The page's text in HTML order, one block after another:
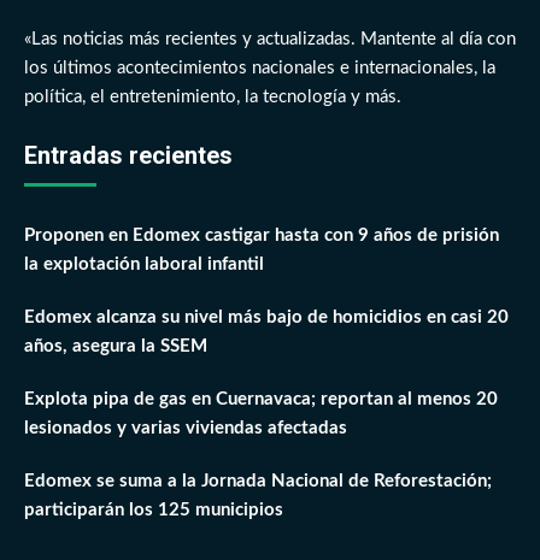
«Las noticias más recientes y actualizadas. Mantente al día con
los últimos acontecimientos nacionales e internacionales, la
política, el entretenimiento, la tecnología y más.
Entradas recientes
Proponen en Edomex castigar hasta con 9 años de prisión
la explotación laboral infantil
Edomex alcanza su nivel más bajo de homicidios en casi 20
años, asegura la SSEM
Explota pipa de gas en Cuernavaca; reportan al menos 20
lesionados y varias viviendas afectadas
Edomex se suma a la Jornada Nacional de Reforestación;
participarán los 125 municipios